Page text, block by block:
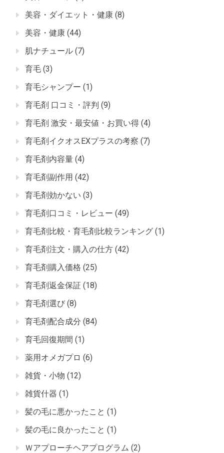
美容・ダイエット・健康 (8)
美容・健康 (44)
肌ナチュール (7)
育毛 (3)
育毛シャンプー (1)
育毛剤 口コミ・評判 (9)
育毛剤 激安・最安値・お買い得 (4)
育毛剤イクオスEXプラスの考察 (7)
育毛剤内容量 (4)
育毛剤副作用 (42)
育毛剤効かない (3)
育毛剤口コミ・レビュー (49)
育毛剤比較・育毛剤比較ランキング (1)
育毛剤注文・購入の仕方 (42)
育毛剤購入価格 (25)
育毛剤返金保証 (18)
育毛剤選び (8)
育毛剤配合成分 (84)
育毛回復期間 (1)
薬用オメガプロ (6)
雑貨・小物 (12)
雑貨什器 (1)
髪の毛に悪かったこと (1)
髪の毛に良かったこと (1)
Ｗアプローチヘアプログラム (2)